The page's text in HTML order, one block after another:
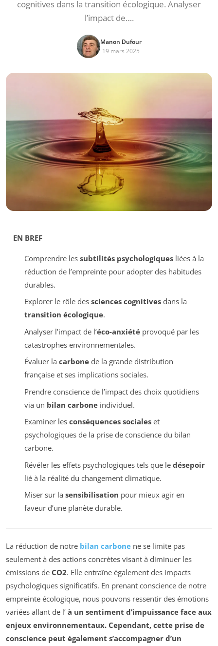
cognitives dans la transition écologique. Analyser
l’impact de….
Manon Dufour
19 mars 2025
EN BREF
Comprendre les subtilités psychologiquesliées à la
réduction de l’empreinte pour adopter des habitudes
durables.
Explorer le rôle des sciences cognitivesdans la
transition écologique.
Analyser l’impact de l’éco-anxiétéprovoqué par les
catastrophes environnementales.
Évaluer la carbonede la grande distribution
française et ses implications sociales.
Prendre conscience de l’impact des choix quotidiens
via un bilan carboneindividuel.
Examiner les conséquences socialeset
psychologiques de la prise de conscience du bilan
carbone.
Révéler les effets psychologiques tels que le désepoir
lié à la réalité du changement climatique.
Miser sur la sensibilisation pour mieux agir en
faveur d’une planète durable.
La réduction de notre bilan carbone ne se limite pas
seulement à des actions concrètes visant à diminuer les
émissions de CO2. Elle entraîne également des impacts
psychologiques significatifs. En prenant conscience de notre
empreinte écologique, nous pouvons ressentir des émotions
variées allant de l’ à un sentiment d’impuissance face aux
enjeux environnementaux. Cependant, cette prise de
conscience peut également s’accompagner d’un